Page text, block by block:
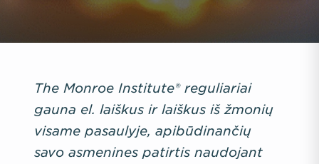
The Monroe Institute® reguliariai
gauna el. laiškus ir laiškus iš žmonių
visame pasaulyje, apibūdinančių
savo asmenines patirtis naudojant